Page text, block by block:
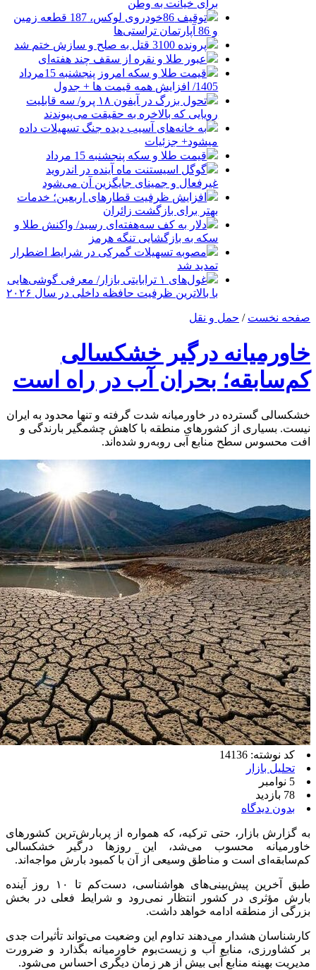
برای خیانت به وطن
توقیف 86خودروی لوکس، 187 قطعه زمین
و 86 آپارتمان تراستی‌ها
پرونده 3100 قتل به صلح و سازش ختم شد
عبور طلا و نقره از سقف چند هفته‌ای
قیمت طلا و سکه امروز پنجشنبه 15مرداد
1405/ افزایش همه قیمت ها + جدول
تحول بزرگ در آیفون ۱۸ پرو/ سه قابلیت
رویایی که بالاخره به حقیقت می‌پیوندند
به خانه‌های آسیب دیده جنگ تسهیلات داده
میشود+ جزئیات
قیمت طلا و سکه پنجشنبه 15 مرداد
گوگل اسیستنت ماه آینده در اندروید
غیرفعال و جمینای جایگزین آن می‌شود
افزایش ظرفیت قطارهای اربعین؛ خدمات
بهتر برای بازگشت زائران
دلار به کف سه‌هفته‌ای رسید/ واکنش طلا و
سکه به بازگشایی تنگه هرمز
مصوبه تسهیلات گمرکی در شرایط اضطرار
تمدید شد
غول‌های ۱ ترابایتی بازار/ معرفی گوشی‌هایی
با بالاترین ظرفیت حافظه داخلی در سال ۲۰۲۶
صفحه نخست / حمل و نقل
خاورمیانه درگیر خشکسالی
کم‌سابقه؛ بحران آب در راه است
خشکسالی گسترده در خاورمیانه شدت گرفته و تنها محدود به ایران
نیست. بسیاری از کشورهای منطقه با کاهش چشمگیر بارندگی و
افت محسوس سطح منابع آبی روبه‌رو شده‌اند.
کد نوشته: 14136
تحلیل بازار
5 نوامبر
78 بازدید
بدون دیدگاه
به گزارش بازار، حتی ترکیه، که همواره از پربارش‌ترین کشورهای
خاورمیانه محسوب می‌شد، این روزها درگیر خشکسالی
کم‌سابقه‌ای است و مناطق وسیعی از آن با کمبود بارش مواجه‌اند.
طبق آخرین پیش‌بینی‌های هواشناسی، دست‌کم تا ۱۰ روز آینده
بارش مؤثری در کشور انتظار نمی‌رود و شرایط فعلی در بخش
بزرگی از منطقه ادامه خواهد داشت.
کارشناسان هشدار می‌دهند تداوم این وضعیت می‌تواند تأثیرات جدی
بر کشاورزی، منابع آب و زیست‌بوم خاورمیانه بگذارد و ضرورت
مدیریت بهینه منابع آبی بیش از هر زمان دیگری احساس می‌شود.